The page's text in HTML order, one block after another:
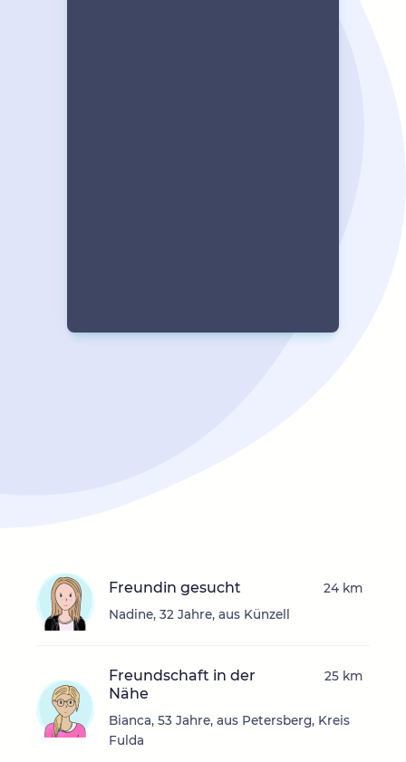
Freundin gesucht
Nadine, 32 Jahre, aus Künzell
24 km
Freundschaft in der
Nähe
Bianca, 53 Jahre, aus Petersberg, Kreis
Fulda
25 km